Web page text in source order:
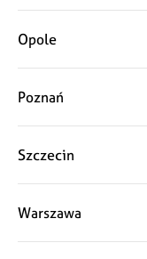
Opole
Poznań
Szczecin
Warszawa